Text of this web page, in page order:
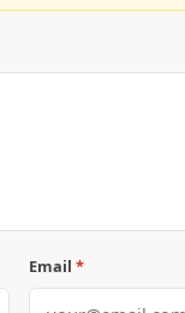
Email*